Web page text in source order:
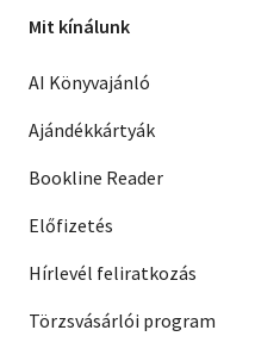
Mit kínálunk
AI Könyvajánló
Ajándékkártyák
Bookline Reader
Előfizetés
Hírlevél feliratkozás
Törzsvásárlói program